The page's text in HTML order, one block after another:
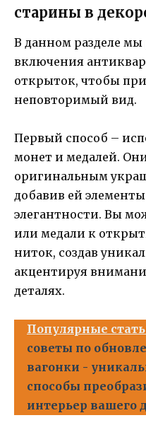
старины в
В данном разделе
включения
открыток, чтобы
неповторимый вид.
Первый способ –
монет и медалей.
оригинальным
добавив ей
элегантности. Вы
или медали к
ниток, создав
акцентируя
деталях.
Популярные
советы по
вагонки -
способы
интерьер вашего